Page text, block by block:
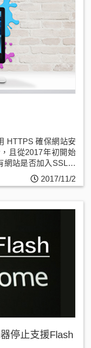
HTTPS 確保網站安
且從2017年初開始
網站是否加入SSL安
2017/11/2
停止支援Flash